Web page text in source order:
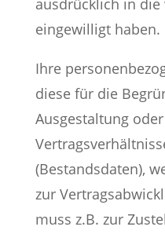
ausdrücklich in
eingewilligt haben.
Ihre
diese für die
Ausgestaltung
(Bestandsdaten),
zur
muss z.B. zur